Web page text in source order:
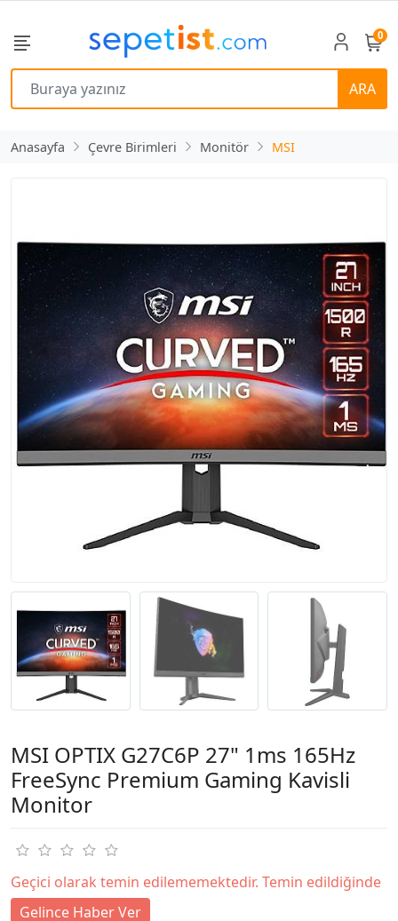
ARA
0
Anasayfa Çevre Birimleri Monitör MSI
MSI OPTIX G27C6P 27" 1ms 165Hz
FreeSync Premium Gaming Kavisli
Monitor
Geçici olarak temin edilememektedir. Temin edildiğinde
Gelince Haber Ver